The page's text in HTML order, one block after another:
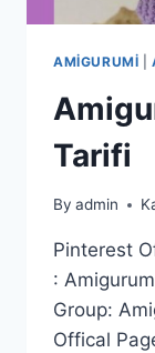
AMIGURUMI |
Tarifi
By admin
Pinterest
:
Group:
Offical